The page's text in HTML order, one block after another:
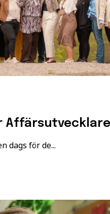
dags för de...